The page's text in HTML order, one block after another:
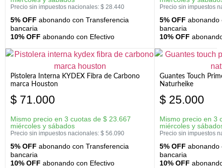
Precio sin impuestos nacionales: $ 28.440
5% OFF abonando con Transferencia
bancaria
10% OFF abonando con Efectivo
Precio sin impuestos
5% OFF abonando
bancaria
10% OFF
Pistolera Interna KYDEX Fibra de Carbono
marca Houston
$ 71.000
Mismo precio en 3 cuotas de $ 23.667
miércoles y sábados
Precio sin impuestos nacionales: $ 56.090
5% OFF abonando con Transferencia
bancaria
10% OFF abonando con Efectivo
Guantes Touch
Naturheike
$ 25.000
Mismo precio en 3
miércoles y
Precio sin impuestos
5% OFF abonando
bancaria
10% OFF